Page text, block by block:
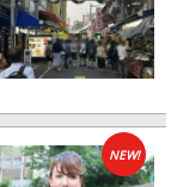
NEW!